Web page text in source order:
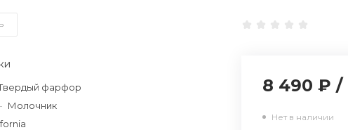
фарфор
Молочник
8 490 ₽ /
Нет в наличии